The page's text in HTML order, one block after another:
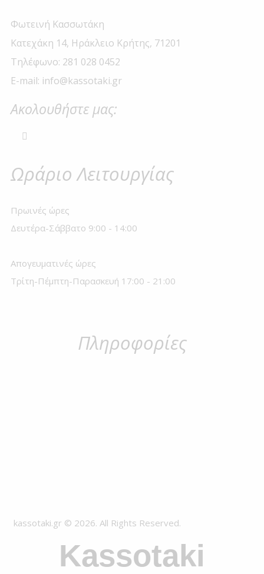
Φωτεινή Κασσωτάκη
Κατεχάκη 14, Ηράκλειο Κρήτης, 71201
Τηλέφωνο: 281 028 0452
E-mail: info@kassotaki.gr
Ακολουθήστε μας:
Ωράριο Λειτουργίας
Πρωινές ώρες
Δευτέρα-Σάββατο 9:00 - 14:00
Απογευματινές ώρες
Τρίτη-Πέμπτη-Παρασκευή 17:00 - 21:00
Πληροφορίες
kassotaki.gr © 2026. All Rights Reserved.
Kassotaki